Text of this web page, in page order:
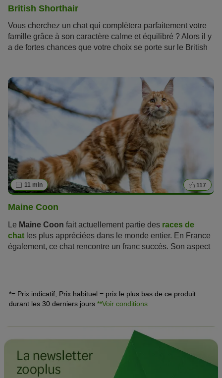
British Shorthair
Vous cherchez un chat qui complètera parfaitement votre
famille grâce à son caractère calme et équilibré ? Alors il y
a de fortes chances que votre choix se porte sur le British
11 min 117
Maine Coon
Le Maine Coon fait actuellement partie des races de
chat les plus appréciées dans le monde entier. En France
également, ce chat rencontre un franc succès. Son aspect
*= Prix indicatif, Prix habituel = prix le plus bas de ce produit
durant les 30 derniers jours **Voir conditions